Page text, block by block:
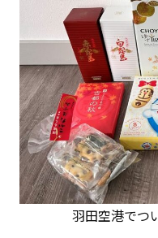
羽田空港でつ